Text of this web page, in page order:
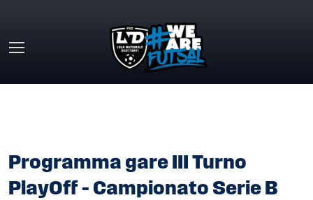
Programma gare III Turno
PlayOff – Campionato Serie B